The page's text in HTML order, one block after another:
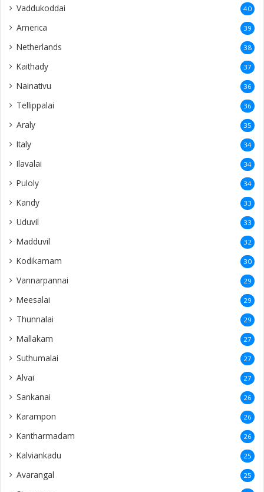
Vaddukoddai 40
America 39
Netherlands 38
Kaithady 37
Nainativu 36
Tellippalai 36
Araly 35
Italy 34
Ilavalai 34
Puloly 34
Kandy 33
Uduvil 33
Madduvil 32
Kodikamam 30
Vannarpannai 29
Meesalai 29
Thunnalai 29
Mallakam 27
Suthumalai 27
Alvai 27
Sankanai 26
Karampon 26
Kantharmadam 26
Kalviankadu 25
Avarangal 25